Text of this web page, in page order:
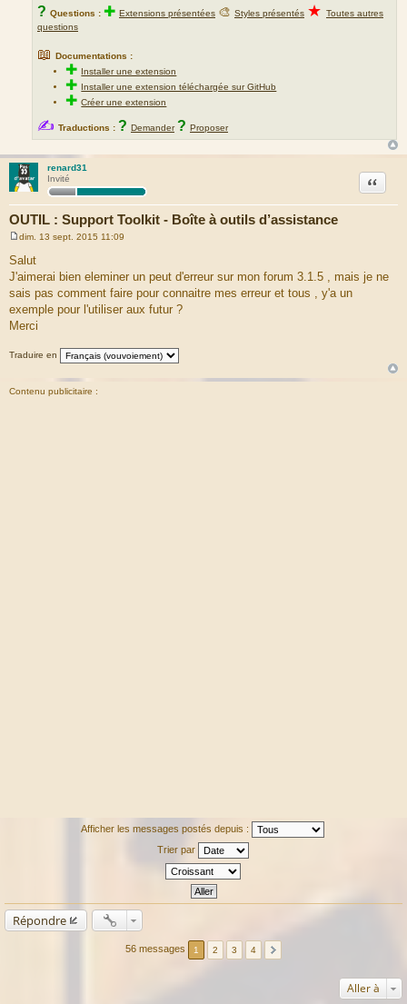
? Questions : ✚ Extensions présentées 🎨 Styles présentés ★ Toutes autres
questions
📖 Documentations :
✚ Installer une extension
✚ Installer une extension téléchargée sur GitHub
✚Créer une extension
✍ Traductions : ? Demander ? Proposer
renard31
Invité
OUTIL : Support Toolkit - Boîte à outils d’assistance
Citation
e
s
s
a
g
e
dim. 13 sept. 2015 11:09
Salut
J'aimerai bien eleminer un peut d'erreur sur mon forum 3.1.5 , mais je ne
sais pas comment faire pour connaitre mes erreur et tous , y'a un
exemple pour l'utiliser aux futur ?
Merci
Traduire en
Contenu publicitaire :
Afficher les messages postés depuis :
Trier par
Répondre
56 messages 1 2 3 4
Aller à